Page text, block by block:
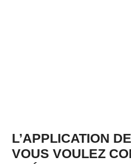
L’APPLICATION
VOUS VOULEZ